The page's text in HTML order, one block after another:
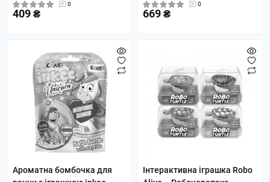
0
409 ₴
0
669 ₴
Ароматна бомбочка для
Інтерактивна іграшка Robo